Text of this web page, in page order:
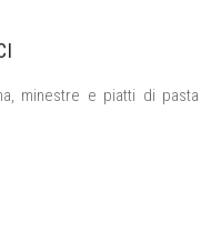
minestre e piatti di pasta